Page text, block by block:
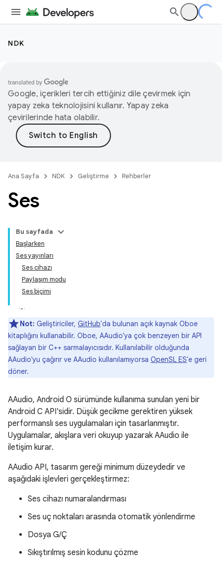
NDK
Google, içerikleri tercih ettiğiniz dile çevirmek için
yapay zeka teknolojisini kullanır. Yapay zeka
çevirilerinde hata olabilir.
Ana Sayfa NDK Geliştirme Rehberler
Ses
Bu sayfada
Başlarken
Ses yayınları
Ses cihazı
Paylaşım modu
Ses biçimi
Not: Geliştiriciler, GitHub'da bulunan açık kaynak Oboe
kitaplığını kullanabilir. Oboe, AAudio'ya çok benzeyen bir API
sağlayan bir C++ sarmalayıcısıdır. Kullanılabilir olduğunda
AAudio'yu çağırır ve AAudio kullanılamıyorsa OpenSL ES'e geri
döner.
AAudio, Android O sürümünde kullanıma sunulan yeni bir
Android C API'sidir. Düşük gecikme gerektiren yüksek
performanslı ses uygulamaları için tasarlanmıştır.
Uygulamalar, akışlara veri okuyup yazarak AAudio ile
iletişim kurar.
AAudio API, tasarım gereği minimum düzeydedir ve
aşağıdaki işlevleri gerçekleştirmez:
Ses cihazı numaralandırması
Ses uç noktaları arasında otomatik yönlendirme
Dosya G/Ç
Sıkıştırılmış sesin kodunu çözme